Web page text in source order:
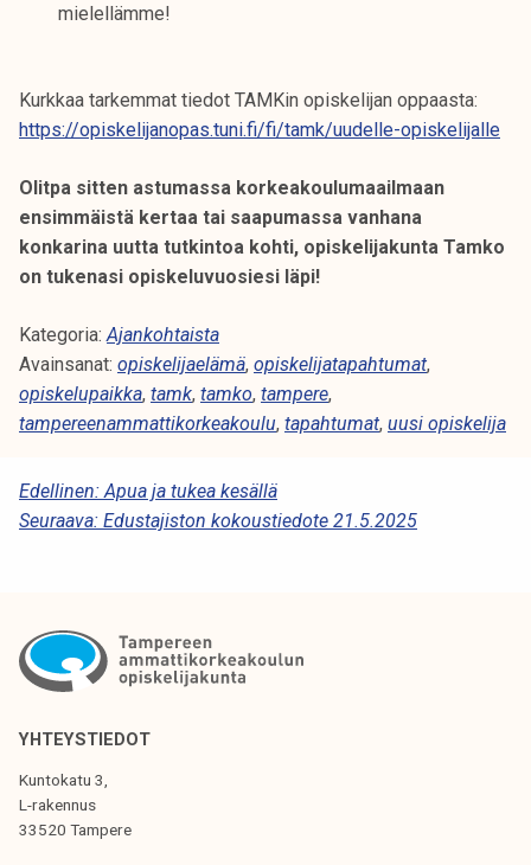
mielellämme!
Kurkkaa tarkemmat tiedot TAMKin opiskelijan oppaasta:
https://opiskelijanopas.tuni.fi/fi/tamk/uudelle-opiskelijalle
Olitpa sitten astumassa korkeakoulumaailmaan
ensimmäistä kertaa tai saapumassa vanhana
konkarina uutta tutkintoa kohti, opiskelijakunta Tamko
on tukenasi opiskeluvuosiesi läpi!
Kategoria: Ajankohtaista
Avainsanat: opiskelijaelämä, opiskelijatapahtumat,
opiskelupaikka, tamk, tamko, tampere,
tampereenammattikorkeakoulu, tapahtumat, uusi opiskelija
A
R
K
K
E
L
I
E
Edellinen: Apua ja tukea kesällä
Seuraava: Edustajiston kokoustiedote 21.5.2025
YHTEYSTIEDOT
Kuntokatu 3,
L-rakennus
33520 Tampere